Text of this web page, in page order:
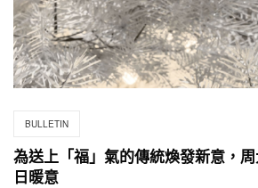
BULLETIN
為送上「福」氣的傳統煥發新意，
日暖意